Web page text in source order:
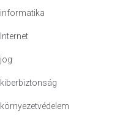
informatika
Internet
jog
kiberbiztonság
környezetvédelem